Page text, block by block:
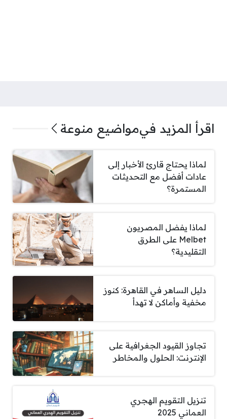
اقرأ المزيد فيمواضيع منوعة
لماذا يحتاج قارئ الأخبار إلى
عادات أفضل مع التحديثات
المستمرة؟
لماذا يفضل المصريون
Melbet على الطرق
التقليدية؟
دليل الساهر في القاهرة: كنوز
مخفية وأماكن لا تهدأ
تجاوز القيود الجغرافية على
الإنترنت: الحلول والمخاطر
تنزيل التقويم الهجري
العماني 2025